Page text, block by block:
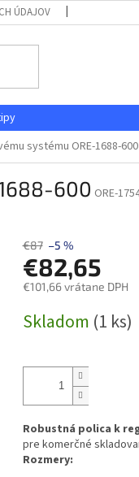
ÚDAJOV
systému ORE-1688-600
600 ORE-
€87 –5 %
€82,65
€101,66 vrátane DPH
cena:
Skladom (1 ks)
Robustná polica k
pre komerčné
Rozmery: